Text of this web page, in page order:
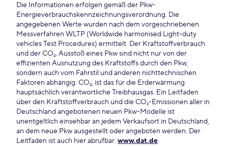
Die Informationen erfolgen gemäß der Pkw-
Energieverbrauchskennzeichnungsverordnung. Die
angegebenen Werte wurden nach dem vorgeschriebenen
Messverfahren WLTP (Worldwide harmonised Light-duty
vehicles Test Procedures) ermittelt. Der Kraftstoffverbrauch
und der CO₂, Ausstoß eines Pkw sind nicht nur von der
effizienten Ausnutzung des Kraftstoffs durch den Pkw,
sondern auch vom Fahrstil und anderen nichttechnischen
Faktoren abhängig. CO₂, ist das für die Erderwärmung
hauptsächlich verantwortliche Treibhausgas. Ein Leitfaden
über den Kraftstoffverbrauch und die CO₂-Emissionen aller in
Deutschland angebotenen neuen Pkw-Modelle ist
unentgeltlich einsehbar an jedem Verkaufsort in Deutschland,
an dem neue Pkw ausgestellt oder angeboten werden. Der
Leitfaden ist auch hier abrufbar: www.dat.de.